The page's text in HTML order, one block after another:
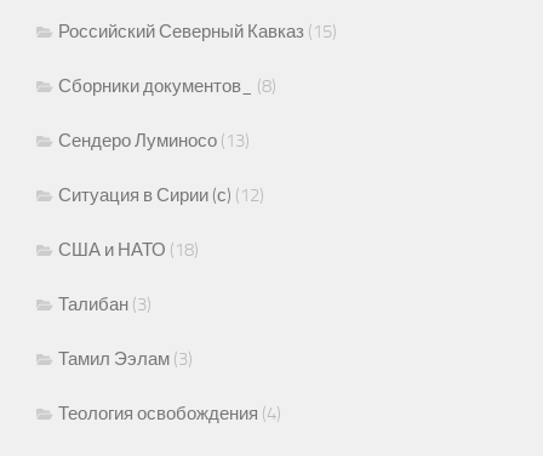
Российский Северный Кавказ (15)
Сборники документов_ (8)
Сендеро Луминосо (13)
Ситуация в Сирии (с) (12)
США и НАТО (18)
Талибан (3)
Тамил Ээлам (3)
Теология освобождения (4)